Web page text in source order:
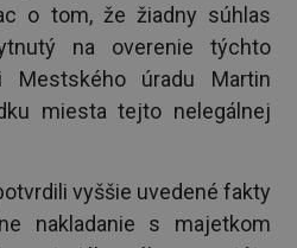
o tom, že žiadny súhlas
na overenie týchto
Mestského úradu Martin
miesta tejto nelegálnej
vyššie uvedené fakty
nakladanie s majetkom